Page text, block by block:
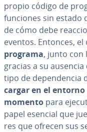
propio código de
funciones sin estado
de cómo debe
eventos. Entonces,
programa, junto con
gracias a su
tipo de de­pe­n­de­n­cia
cargar en el
momento para
papel esencial que
res que ofrecen sus